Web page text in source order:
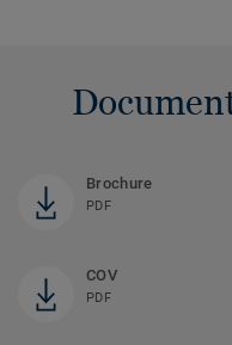
Brochure
PDF
COV
PDF